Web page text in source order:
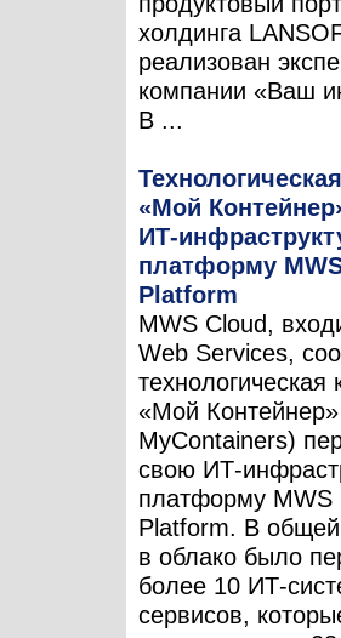
холдинга
реализован
компании «Ваш
В ...
«Мой
ИТ-
платформу
Platform
MWS Cloud,
Web Services,
технологическая
«Мой
MyContainers)
свою ИТ-
платформу MWS
Platform. В
в облако было
более 10 ИТ-
сервисов,